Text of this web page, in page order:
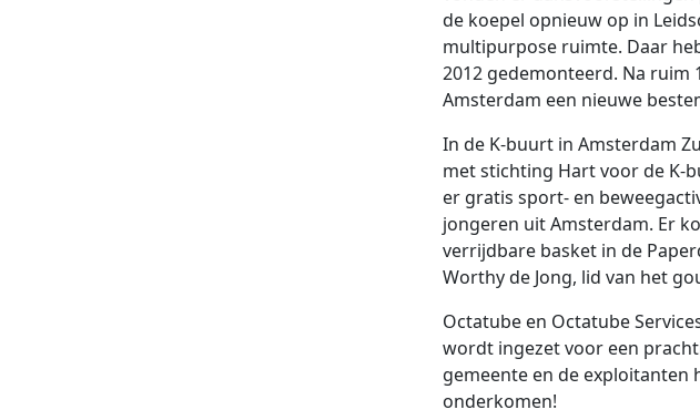
de koepel opnieuw op in
multipurpose ruimte. Daar
2012 gedemonteerd. Na ruim
Amsterdam een nieuwe
In de K-buurt in Amsterdam
met stichting Hart voor de
er gratis sport- en
jongeren uit Amsterdam. Er
verrijdbare basket in de
Worthy de Jong, lid van het
Octatube en Octatube
wordt ingezet voor een
gemeente en de exploitanten
onderkomen!